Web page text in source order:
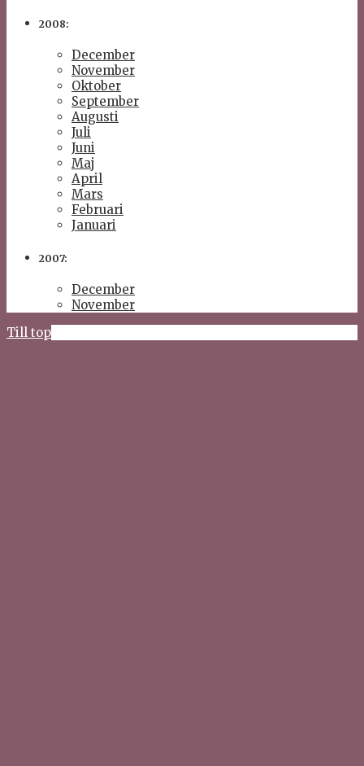
2008:
December
November
Oktober
September
Augusti
Juli
Juni
Maj
April
Mars
Februari
Januari
2007:
December
November
Till top